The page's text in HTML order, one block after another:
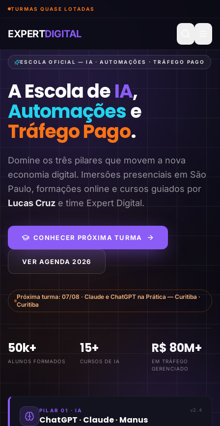
TURMAS QUASE LOTADAS
EXPERTDIGITAL
ESCOLA OFICIAL — IA · AUTOMAÇÕES · TRÁFEGO PAGO
A Escola deIA,
Automaçõese
Tráfego Pago.
Domine os três pilares que movem a nova
economia digital. Imersões presenciais em São
Paulo, formações online e cursos guiados por
Lucas Cruz e time Expert Digital.
CONHECER PRÓXIMA TURMA
VER AGENDA 2026
Próxima turma:07/08 ·Claude e ChatGPT na Prática — Curitiba ·
Curitiba
50k+
ALUNOS FORMADOS
15+
CURSOS DE IA
R$ 80M+
EM TRÁFEGO
GERENCIADO
PILAR 01 · IA
ChatGPT · Claude · Manus
v2.4